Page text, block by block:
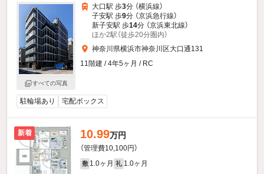
すべての写真
大口駅 歩3分 （横浜線）
子安駅 歩9分 （京浜急行線）
新子安駅 歩14分 （京浜東北線）
ほか2駅（徒歩20分圏内）
神奈川県横浜市神奈川区大口通131
11階建 / 4年5ヶ月 / RC
駐輪場あり 宅配ボックス
新着 10.99万円
（管理費10,100円）
敷 1.0ヶ月 礼 1.0ヶ月